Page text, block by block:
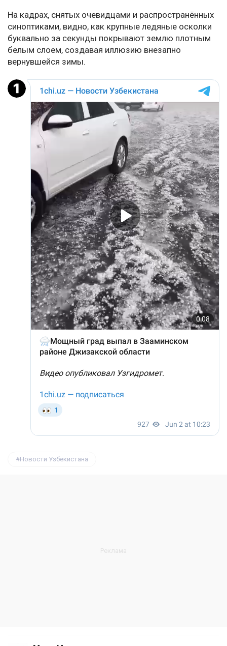
На кадрах, снятых очевидцами и распространённых
синоптиками, видно, как крупные ледяные осколки
буквально за секунды покрывают землю плотным
белым слоем, создавая иллюзию внезапно
вернувшейся зимы.
Новости Узбекистана